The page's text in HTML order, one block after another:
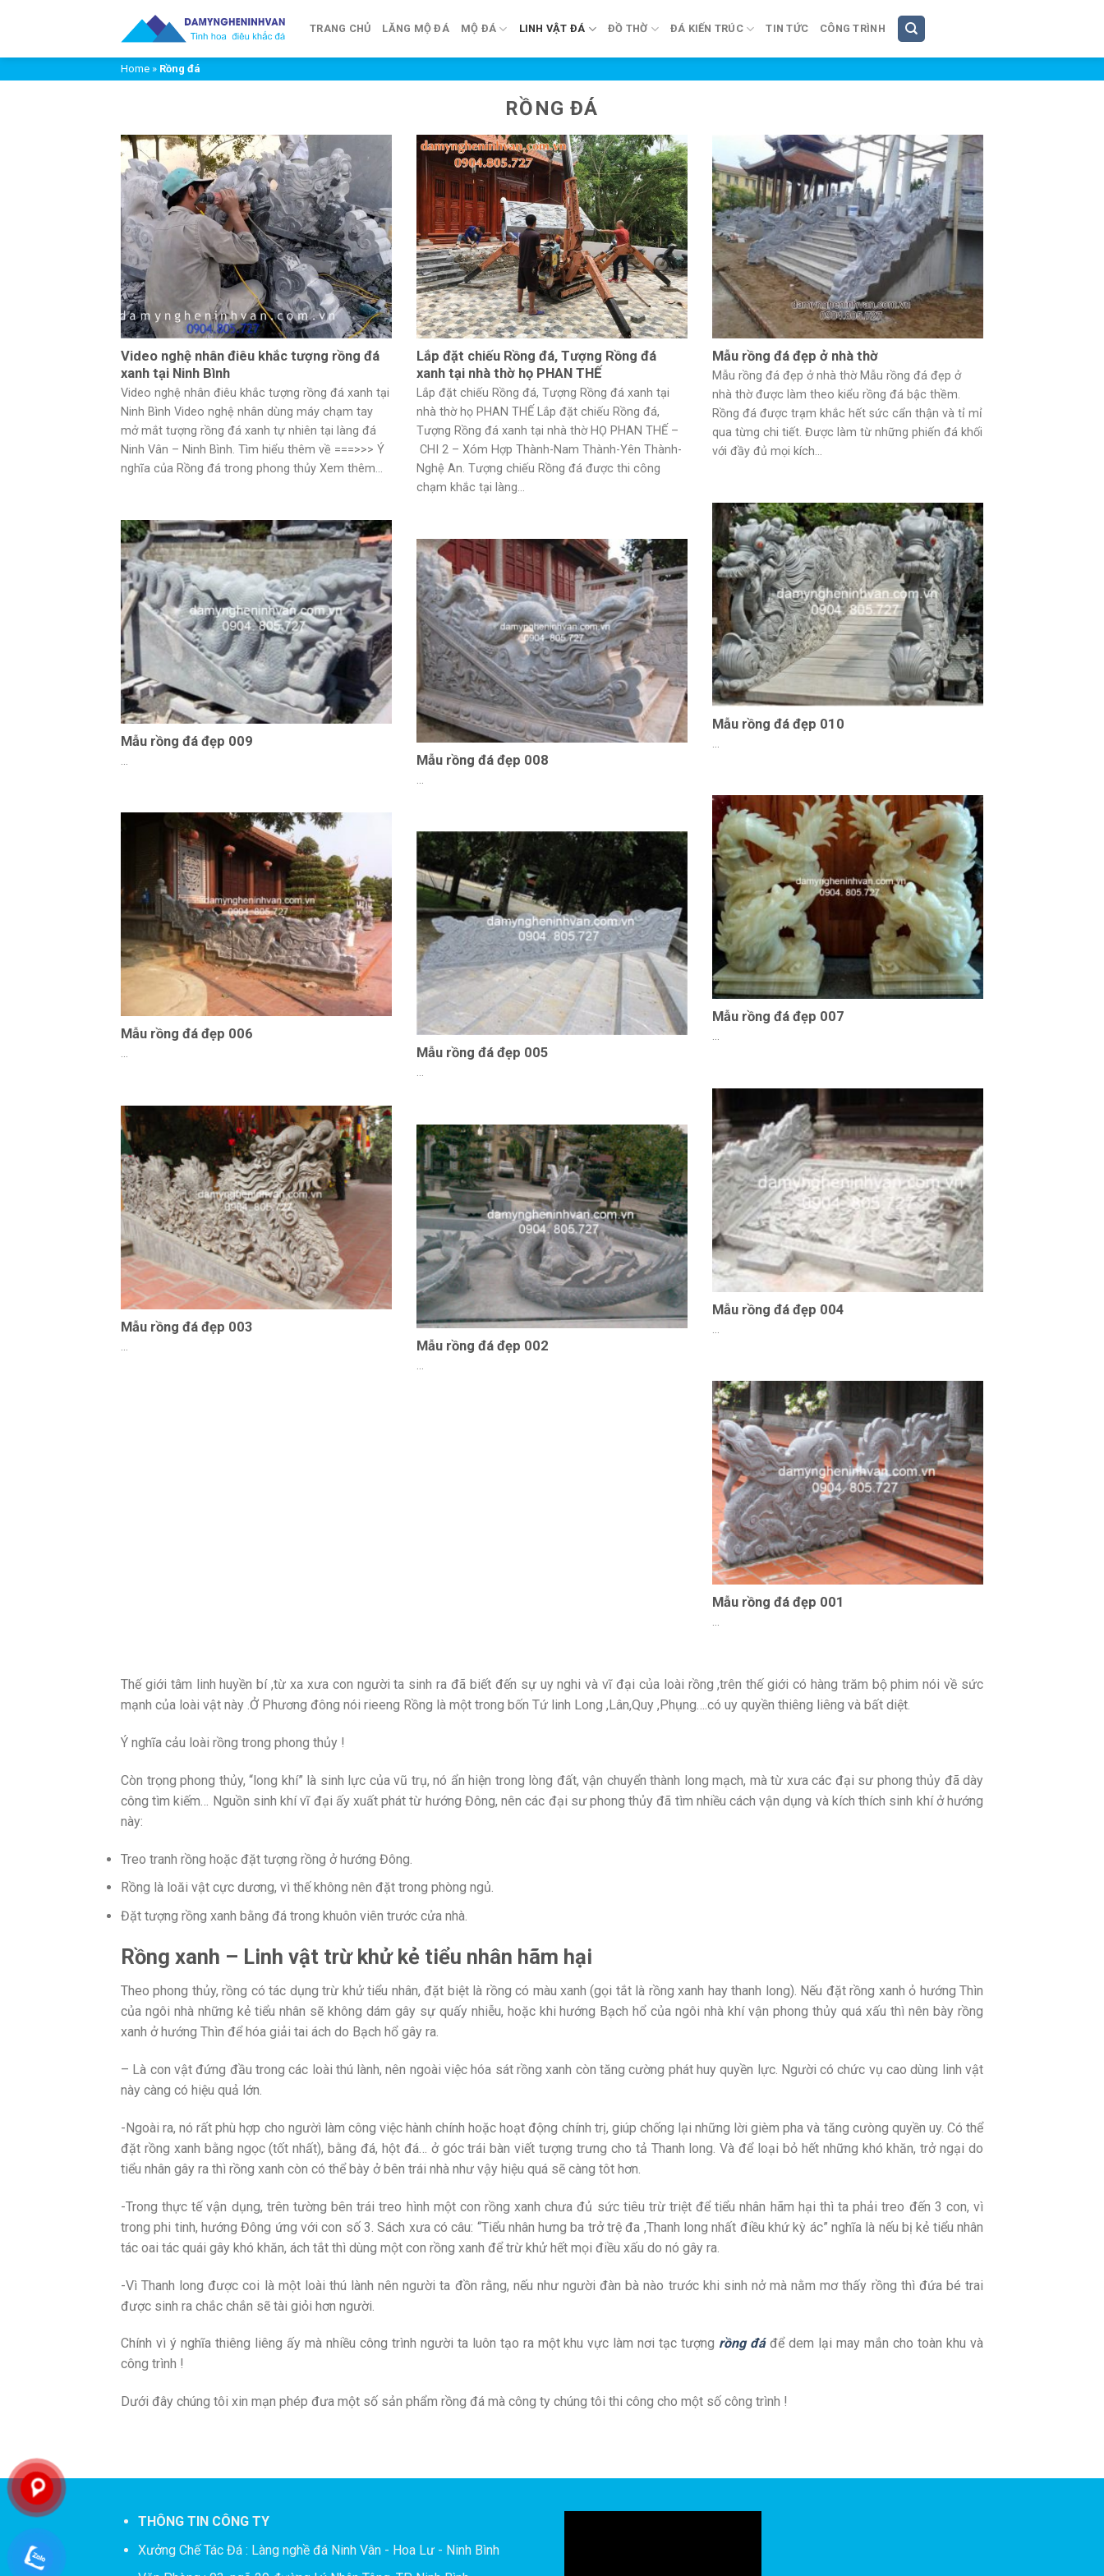
TRANG CHỦ LĂNG MỘ ĐÁ MỘ ĐÁ LINH VẬT ĐÁ ĐỒ THỜ ĐÁ KIẾN TRÚC TIN TỨC CÔNG TRÌNH
Home » Rồng đá
RỒNG ĐÁ
Video nghệ nhân điêu khắc tượng rồng đá
xanh tại Ninh Bình
Video nghệ nhân điêu khắc tượng rồng đá xanh tại
Ninh Bình Video nghệ nhân dùng máy chạm tay
mở mắt tượng rồng đá xanh tự nhiên tại làng đá
Ninh Vân – Ninh Bình. Tìm hiểu thêm về ===>>> Ý
nghĩa của Rồng đá trong phong thủy Xem thêm...
Lắp đặt chiếu Rồng đá, Tượng Rồng đá
xanh tại nhà thờ họ PHAN THẾ
Lắp đặt chiếu Rồng đá, Tượng Rồng đá xanh tại
nhà thờ họ PHAN THẾ Lắp đặt chiếu Rồng đá,
Tượng Rồng đá xanh tại nhà thờ HỌ PHAN THẾ –
CHI 2 – Xóm Hợp Thành-Nam Thành-Yên Thành-
Nghệ An. Tượng chiếu Rồng đá được thi công
chạm khắc tại làng...
Mẫu rồng đá đẹp ở nhà thờ
Mẫu rồng đá đẹp ở nhà thờ Mẫu rồng đá đẹp ở
nhà thờ được làm theo kiểu rồng đá bậc thềm.
Rồng đá được trạm khắc hết sức cẩn thận và tỉ mỉ
qua từng chi tiết. Được làm từ những phiến đá khối
với đầy đủ mọi kích...
Mẫu rồng đá đẹp 010
...
Mẫu rồng đá đẹp 009
... Mẫu rồng đá đẹp 008
...
Mẫu rồng đá đẹp 007
...
Mẫu rồng đá đẹp 006
... Mẫu rồng đá đẹp 005
...
Mẫu rồng đá đẹp 004
...
Mẫu rồng đá đẹp 003
... Mẫu rồng đá đẹp 002
...
Mẫu rồng đá đẹp 001
...
Thế giới tâm linh huyền bí ,từ xa xưa con người ta sinh ra đã biết đến sự uy nghi và vĩ đại của loài rồng ,trên thế giới có hàng trăm bộ phim nói về sức
mạnh của loài vật này .Ở Phương đông nói rieeng Rồng là một trong bốn Tứ linh Long ,Lân,Quy ,Phụng….có uy quyền thiêng liêng và bất diệt.
Ý nghĩa cảu loài rồng trong phong thủy !
Còn trọng phong thủy, “long khí” là sinh lực của vũ trụ, nó ẩn hiện trong lòng đất, vận chuyển thành long mạch, mà từ xưa các đại sư phong thủy đã dày
công tìm kiếm… Nguồn sinh khí vĩ đại ấy xuất phát từ hướng Đông, nên các đại sư phong thủy đã tìm nhiều cách vận dụng và kích thích sinh khí ở hướng
này:
Treo tranh rồng hoặc đặt tượng rồng ở hướng Đông.
Rồng là loăi vật cực dương, vì thế không nên đặt trong phòng ngủ.
Đặt tượng rồng xanh bằng đá trong khuôn viên trước cửa nhà.
Rồng xanh – Linh vật trừ khử kẻ tiểu nhân hãm hại
Theo phong thủy, rồng có tác dụng trừ khử tiểu nhân, đặt biệt là rồng có màu xanh (gọi tắt là rồng xanh hay thanh long). Nếu đặt rồng xanh ỏ hướng Thìn
của ngôi nhà những kẻ tiểu nhân sẽ không dám gây sự quấy nhiễu, hoặc khi hướng Bạch hổ của ngôi nhà khí vận phong thủy quá xấu thì nên bày rồng
xanh ở hướng Thìn để hóa giải tai ách do Bạch hổ gây ra.
– Là con vật đứng đầu trong các loài thú lành, nên ngoài việc hóa sát rồng xanh còn tăng cường phát huy quyền lực. Người có chức vụ cao dùng linh vật
này càng có hiệu quả lớn.
-Ngoài ra, nó rất phù hợp cho ngườì làm công việc hành chính hoặc hoạt động chính trị, giúp chống lại những lời gièm pha và tăng cưòng quyền uy. Có thể
đặt rồng xanh bằng ngọc (tốt nhất), bằng đá, hột đá… ở góc trái bàn viết tượng trưng cho tả Thanh long. Và để loại bỏ hết những khó khăn, trở ngại do
tiểu nhân gây ra thì rồng xanh còn có thể bày ở bên trái nhà như vậy hiệu quá sẽ càng tôt hơn.
-Trong thực tế vận dụng, trên tường bên trái treo hình một con rồng xanh chưa đủ sức tiêu trừ triệt để tiểu nhân hãm hại thì ta phải treo đến 3 con, vì
trong phi tinh, hướng Đông ứng với con số 3. Sách xưa có câu: “Tiểu nhân hưng ba trở trệ đa ,Thanh long nhất điều khứ kỳ ác” nghĩa là nếu bị kẻ tiểu nhân
tác oai tác quái gây khó khăn, ách tắt thì dùng một con rồng xanh để trừ khử hết mọi điều xấu do nó gây ra.
-Vì Thanh long được coi là một loài thú lành nên người ta đồn rằng, nếu như người đàn bà nào trước khi sinh nở mà nằm mơ thấy rồng thì đứa bé trai
được sinh ra chắc chắn sẽ tài giỏi hơn người.
Chính vì ý nghĩa thiêng liêng ấy mà nhiều công trình người ta luôn tạo ra một khu vực làm nơi tạc tượng rồng đáđể dem lại may mắn cho toàn khu và
công trình !
Dưới đây chúng tôi xin mạn phép đưa một số sản phẩm rồng đá mà công ty chúng tôi thi công cho một số công trình !
THÔNG TIN CÔNG TY
Xưởng Chế Tác Đá : Làng nghề đá Ninh Vân - Hoa Lư - Ninh Bình